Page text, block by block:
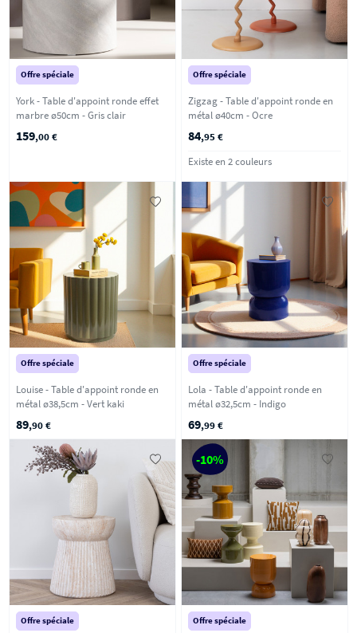
Offre spéciale
York - Table d'appoint ronde effet
marbre ø50cm - Gris clair
159,00 €
Offre spéciale
Zigzag - Table d'appoint ronde en
métal ø40cm - Ocre
84,95 €
Existe en 2 couleurs
Offre spéciale
Louise - Table d'appoint ronde en
métal ø38,5cm - Vert kaki
89,90 €
Offre spéciale
Lola - Table d'appoint ronde en
métal ø32,5cm - Indigo
69,99 €
Offre spéciale
-10%
Offre spéciale